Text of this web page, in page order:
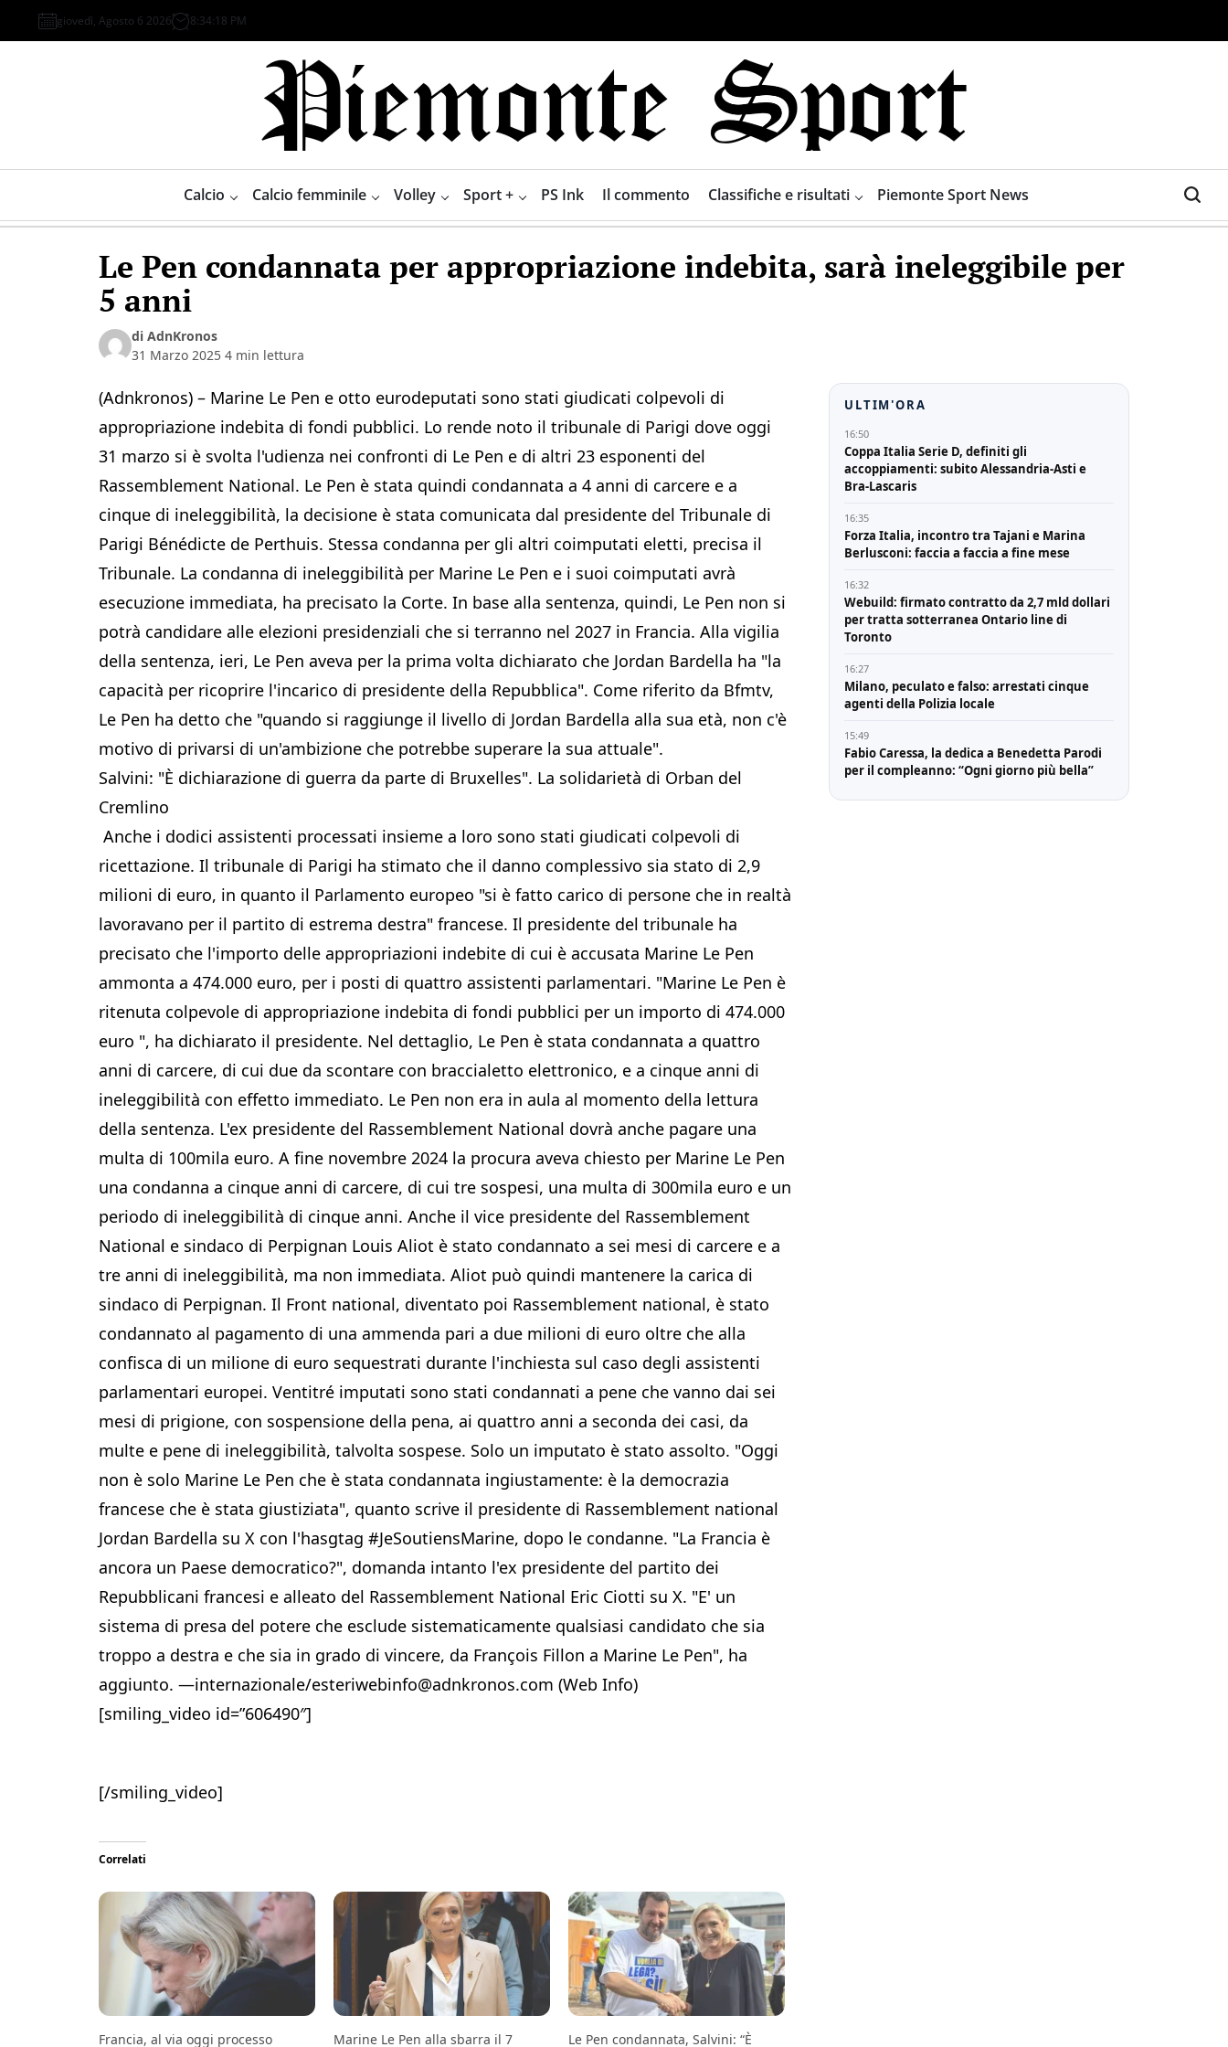
to
giovedì, Agosto 6 2026 8:34:18 PM
Sport
Calcio Calcio femminile Volley Sport + PS Ink Il commento Classifiche e risultati Piemonte Sport News
Le Pen condannata per appropriazione indebita, sarà ineleggibile per
5 anni
di AdnKronos
31 Marzo 2025 4 min lettura
(Adnkronos) – Marine Le Pen e otto eurodeputati sono stati giudicati colpevoli di
appropriazione indebita di fondi pubblici. Lo rende noto il tribunale di Parigi dove oggi
31 marzo si è svolta l'udienza nei confronti di Le Pen e di altri 23 esponenti del
Rassemblement National. Le Pen è stata quindi condannata a 4 anni di carcere e a
cinque di ineleggibilità, la decisione è stata comunicata dal presidente del Tribunale di
Parigi Bénédicte de Perthuis. Stessa condanna per gli altri coimputati eletti, precisa il
Tribunale. La condanna di ineleggibilità per Marine Le Pen e i suoi coimputati avrà
esecuzione immediata, ha precisato la Corte. In base alla sentenza, quindi, Le Pen non si
potrà candidare alle elezioni presidenziali che si terranno nel 2027 in Francia. Alla vigilia
della sentenza, ieri, Le Pen aveva per la prima volta dichiarato che Jordan Bardella ha "la
capacità per ricoprire l'incarico di presidente della Repubblica". Come riferito da Bfmtv,
Le Pen ha detto che "quando si raggiunge il livello di Jordan Bardella alla sua età, non c'è
motivo di privarsi di un'ambizione che potrebbe superare la sua attuale".
Salvini: "È dichiarazione di guerra da parte di Bruxelles". La solidarietà di Orban del
Cremlino
Anche i dodici assistenti processati insieme a loro sono stati giudicati colpevoli di
ricettazione. Il tribunale di Parigi ha stimato che il danno complessivo sia stato di 2,9
milioni di euro, in quanto il Parlamento europeo "si è fatto carico di persone che in realtà
lavoravano per il partito di estrema destra" francese. Il presidente del tribunale ha
precisato che l'importo delle appropriazioni indebite di cui è accusata Marine Le Pen
ammonta a 474.000 euro, per i posti di quattro assistenti parlamentari. "Marine Le Pen è
ritenuta colpevole di appropriazione indebita di fondi pubblici per un importo di 474.000
euro ", ha dichiarato il presidente. Nel dettaglio, Le Pen è stata condannata a quattro
anni di carcere, di cui due da scontare con braccialetto elettronico, e a cinque anni di
ineleggibilità con effetto immediato. Le Pen non era in aula al momento della lettura
della sentenza. L'ex presidente del Rassemblement National dovrà anche pagare una
multa di 100mila euro. A fine novembre 2024 la procura aveva chiesto per Marine Le Pen
una condanna a cinque anni di carcere, di cui tre sospesi, una multa di 300mila euro e un
periodo di ineleggibilità di cinque anni. Anche il vice presidente del Rassemblement
National e sindaco di Perpignan Louis Aliot è stato condannato a sei mesi di carcere e a
tre anni di ineleggibilità, ma non immediata. Aliot può quindi mantenere la carica di
sindaco di Perpignan. Il Front national, diventato poi Rassemblement national, è stato
condannato al pagamento di una ammenda pari a due milioni di euro oltre che alla
confisca di un milione di euro sequestrati durante l'inchiesta sul caso degli assistenti
parlamentari europei. Ventitré imputati sono stati condannati a pene che vanno dai sei
mesi di prigione, con sospensione della pena, ai quattro anni a seconda dei casi, da
multe e pene di ineleggibilità, talvolta sospese. Solo un imputato è stato assolto. "Oggi
non è solo Marine Le Pen che è stata condannata ingiustamente: è la democrazia
francese che è stata giustiziata", quanto scrive il presidente di Rassemblement national
Jordan Bardella su X con l'hasgtag #JeSoutiensMarine, dopo le condanne. "La Francia è
ancora un Paese democratico?", domanda intanto l'ex presidente del partito dei
Repubblicani francesi e alleato del Rassemblement National Eric Ciotti su X. "E' un
sistema di presa del potere che esclude sistematicamente qualsiasi candidato che sia
troppo a destra e che sia in grado di vincere, da François Fillon a Marine Le Pen", ha
aggiunto. —internazionale/esteriwebinfo@adnkronos.com (Web Info)
[smiling_video id=”606490″]
[/smiling_video]
Correlati
Francia, al via oggi processo Marine Le Pen alla sbarra il 7 Le Pen condannata, Salvini: “È
ULTIM'ORA
16:50
Coppa Italia Serie D, definiti gli
accoppiamenti: subito Alessandria-Asti e
Bra-Lascaris
16:35
Forza Italia, incontro tra Tajani e Marina
Berlusconi: faccia a faccia a fine mese
16:32
Webuild: firmato contratto da 2,7 mld dollari
per tratta sotterranea Ontario line di
Toronto
16:27
Milano, peculato e falso: arrestati cinque
agenti della Polizia locale
15:49
Fabio Caressa, la dedica a Benedetta Parodi
per il compleanno: “Ogni giorno più bella”